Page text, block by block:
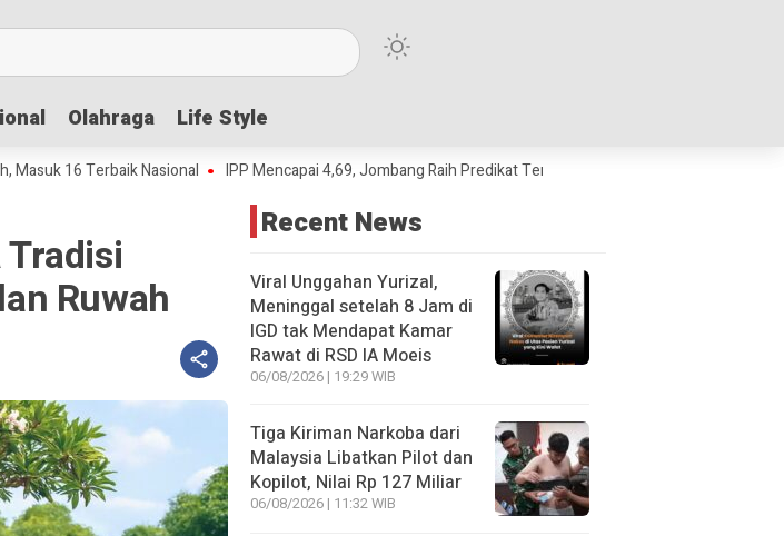
Olahraga Life Style
Olahraga Life Style
Terbaik Nasional IPP Mencapai 4,69, Jombang Raih Predikat Terbaik Jawa Timur dan Peringkat III Nasional
Ruwah
Recent News
Viral Unggahan Yurizal,
Meninggal setelah 8 Jam di
IGD tak Mendapat Kamar
Rawat di RSD IA Moeis
06/08/2026 | 19:29 WIB
Tiga Kiriman Narkoba dari
Malaysia Libatkan Pilot dan
Kopilot, Nilai Rp 127 Miliar
06/08/2026 | 11:32 WIB